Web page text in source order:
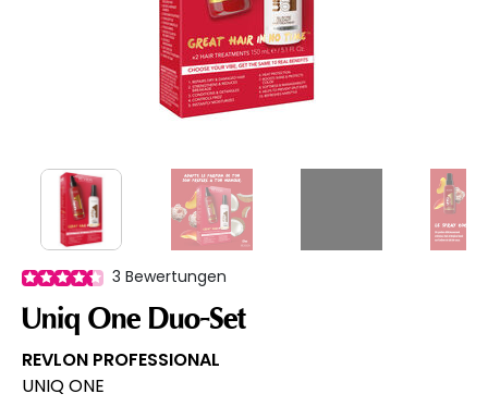
3 Bewertungen
Uniq One Duo-Set
REVLON PROFESSIONAL
UNIQ ONE